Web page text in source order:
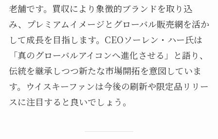
老舗です。買収により象徴的ブランドを取り込
み、プレミアムイメージとグローバル販売網を活か
して成長を目指します。CEOソーレン・ハー氏は
「真のグローバルアイコンへ進化させる」と語り、
伝統を継承しつつ新たな市場開拓を意図していま
す。ウイスキーファンは今後の刷新や限定品リリー
スに注目すると良いでしょう。